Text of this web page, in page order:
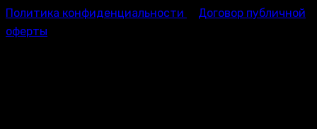
Политика конфиденциальности
Договор публичной
оферты